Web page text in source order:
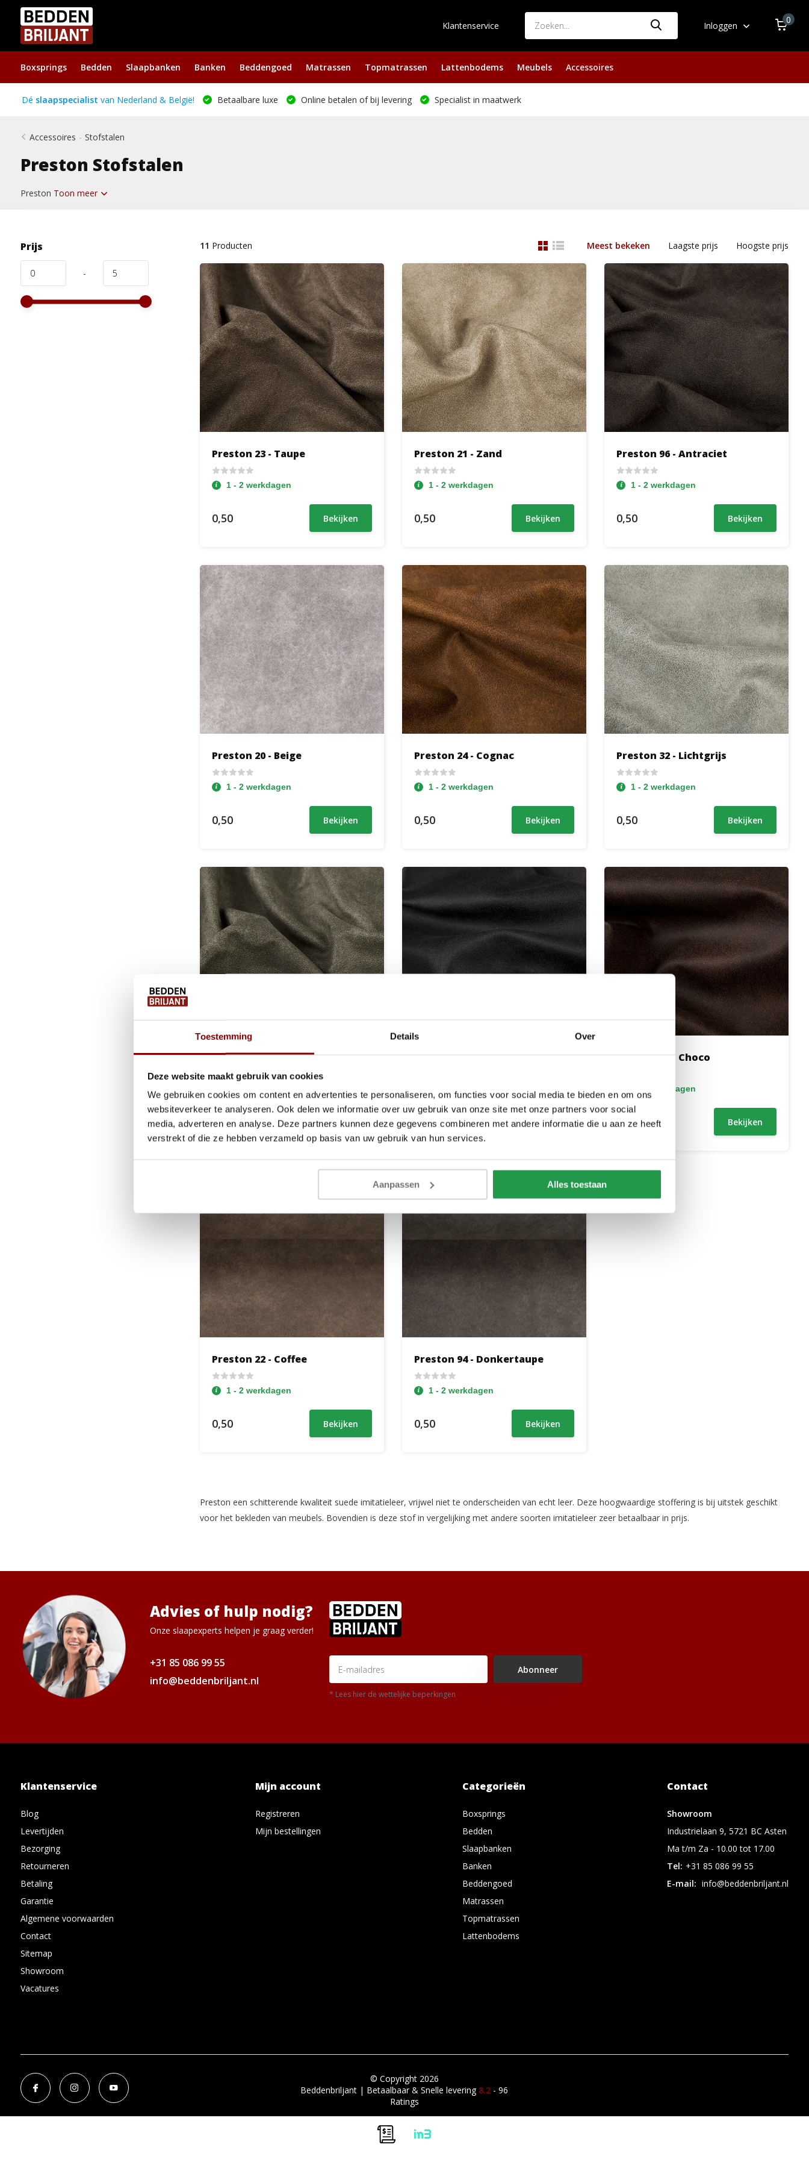
Toestemming Details Over
Deze website maakt gebruik van cookies
We gebruiken cookies om content en advertenties te personaliseren, om functies voor social media te bieden en om ons
websiteverkeer te analyseren. Ook delen we informatie over uw gebruik van onze site met onze partners voor social
media, adverteren en analyse. Deze partners kunnen deze gegevens combineren met andere informatie die u aan ze heeft
verstrekt of die ze hebben verzameld op basis van uw gebruik van hun services.
Aanpassen Alles toestaan
Klantenservice Inloggen
0
Boxsprings Bedden Slaapbanken Banken Beddengoed Matrassen Topmatrassen Lattenbodems Meubels Accessoires
Dé slaapspecialist van Nederland & België! Betaalbare luxe Online betalen of bij levering Specialist in maatwerk
Accessoires - Stofstalen
Preston Stofstalen
Preston Toon meer
Prijs
-
11 Producten Meest bekeken Laagste prijs Hoogste prijs
Preston 23 - Taupe
1 - 2 werkdagen
0,50 Bekijken
Preston 21 - Zand
1 - 2 werkdagen
0,50 Bekijken
Preston 96 - Antraciet
1 - 2 werkdagen
0,50 Bekijken
Preston 20 - Beige
1 - 2 werkdagen
0,50 Bekijken
Preston 24 - Cognac
1 - 2 werkdagen
0,50 Bekijken
Preston 32 - Lichtgrijs
1 - 2 werkdagen
0,50 Bekijken
Preston 38 - Mosgroen
0,50 Bekijken
Preston 100 - Zwart
0,50 Bekijken
Preston 29 - Choco
1 - 2 werkdagen
0,50 Bekijken
Preston 22 - Coffee
1 - 2 werkdagen
0,50 Bekijken
Preston 94 - Donkertaupe
1 - 2 werkdagen
0,50 Bekijken
Preston een schitterende kwaliteit suede imitatieleer, vrijwel niet te onderscheiden van echt leer. Deze hoogwaardige stoffering is bij uitstek geschikt
voor het bekleden van meubels. Bovendien is deze stof in vergelijking met andere soorten imitatieleer zeer betaalbaar in prijs.
Advies of hulp nodig?
Onze slaapexperts helpen je graag verder!
+31 85 086 99 55
info@beddenbriljant.nl
Abonneer
* Lees hier de wettelijke beperkingen
Klantenservice
Blog
Levertijden
Bezorging
Retourneren
Betaling
Garantie
Algemene voorwaarden
Contact
Sitemap
Showroom
Vacatures
Mijn account
Registreren
Mijn bestellingen
Categorieën
Boxsprings
Bedden
Slaapbanken
Banken
Beddengoed
Matrassen
Topmatrassen
Lattenbodems
Contact
Showroom
Industrielaan 9, 5721 BC Asten
Ma t/m Za - 10.00 tot 17.00
Tel: +31 85 086 99 55
E-mail: info@beddenbriljant.nl
© Copyright 2026
Beddenbriljant | Betaalbaar & Snelle levering 8.2 - 96
Ratings